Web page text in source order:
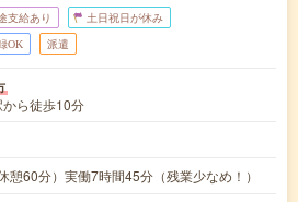
支給あり 土日祝日が休み
OK 派遣
から徒歩10分
憩60分）実働7時間45分（残業少なめ！）